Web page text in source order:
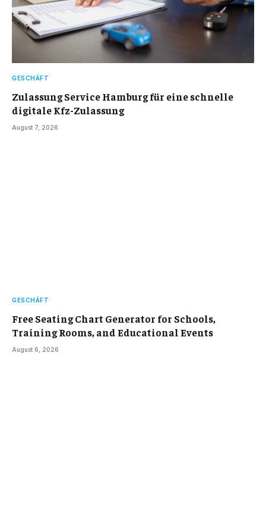
GESCHÄFT
Zulassung Service Hamburg für eine schnelle
digitale Kfz-Zulassung
August 7, 2026
GESCHÄFT
Free Seating Chart Generator for Schools,
Training Rooms, and Educational Events
August 6, 2026